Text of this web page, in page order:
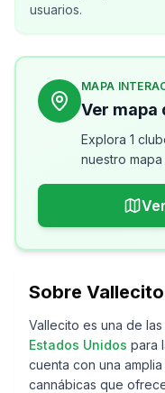
usuarios.
MAPA
Ver mapa
Explora 1
nuestro
Sobre Vallecito
Vallecito es una de
Estados Unidos para
cuenta con una
cannábicas que